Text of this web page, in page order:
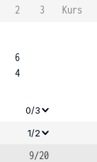
2 3
Kurs
6
4
0/3
1/2
9/20